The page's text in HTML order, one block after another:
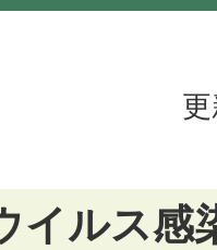
イルス感